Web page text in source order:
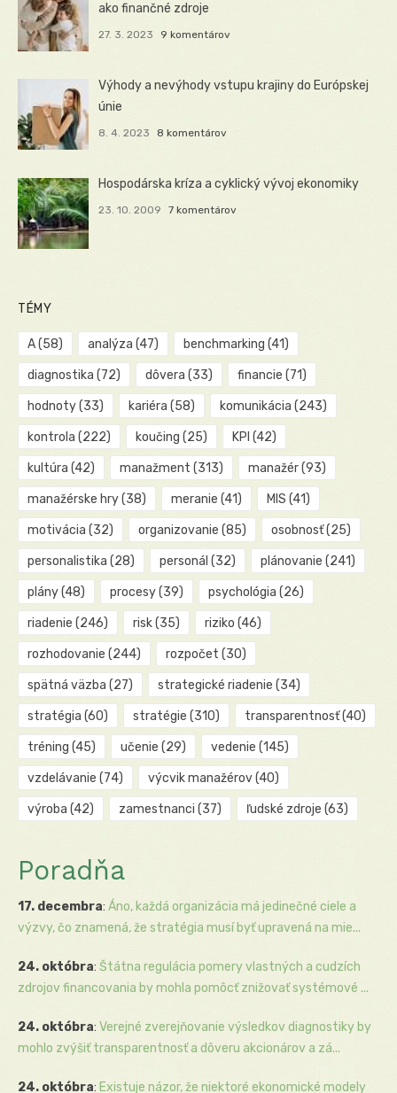
ako finančné zdroje
27. 3. 2023 9 komentárov
Výhody a nevýhody vstupu krajiny do Európskej
únie
8. 4. 2023 8 komentárov
Hospodárska kríza a cyklický vývoj ekonomiky
23. 10. 2009 7 komentárov
TÉMY
A(58) analýza (47) benchmarking (41)
diagnostika (72) dôvera (33) financie (71)
hodnoty(33) kariéra (58) komunikácia (243)
kontrola (222) koučing (25) KPI (42)
kultúra (42) manažment (313) manažér(93)
manažérske hry(38) meranie (41) MIS (41)
motivácia (32) organizovanie (85) osobnosť(25)
personalistika (28) personál (32) plánovanie (241)
plány(48) procesy(39) psychológia (26)
riadenie (246) risk(35) riziko (46)
rozhodovanie (244) rozpočet (30)
spätná väzba (27) strategické riadenie (34)
stratégia (60) stratégie (310) transparentnosť(40)
tréning (45) učenie (29) vedenie (145)
vzdelávanie (74) výcvik manažérov(40)
výroba (42) zamestnanci (37) ľudské zdroje (63)
Poradňa
17. decembra: Áno, každá organizácia má jedinečné ciele a
výzvy, čo znamená, že stratégia musí byť upravená na mie...
24. októbra: Štátna regulácia pomery vlastných a cudzích
zdrojov financovania by mohla pomôcť znižovať systémové ...
24. októbra: Verejné zverejňovanie výsledkov diagnostiky by
mohlo zvýšiť transparentnosť a dôveru akcionárov a zá...
24. októbra: Existuje názor, že niektoré ekonomické modely